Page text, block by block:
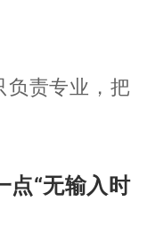
负责专业，把
点“无输入时